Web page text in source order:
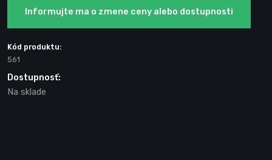
Informujte ma o zmene ceny alebo dostupnosti
Kód produktu:
561
Dostupnosť:
Na sklade